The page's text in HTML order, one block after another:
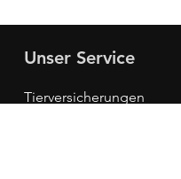
Unser Service
Tierversicherungen